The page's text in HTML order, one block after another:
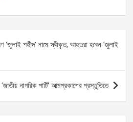
ar
e
‘জুলাই শহীদ’ নামে স্বীকৃত, আহতরা হবেন ‘জুলাই
নাগরিক পার্টি’ আত্মপ্রকাশের প্রস্তুতিতে